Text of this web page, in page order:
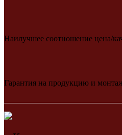
Наилучшее соотношение цена/
Гарантия на продукцию и